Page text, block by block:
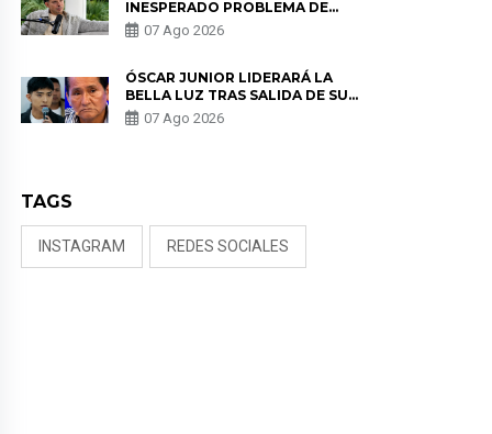
INESPERADO PROBLEMA DE
SALUD ANTES DE SEPARARSE DE
KORINA: “ME ENCONTRARON UN
07 Ago 2026
ÓSCAR JUNIOR LIDERARÁ LA
BELLA LUZ TRAS SALIDA DE SU
PADRE POR POLÉMICA CON
NALDY SALDAÑA
07 Ago 2026
TAGS
INSTAGRAM REDES SOCIALES